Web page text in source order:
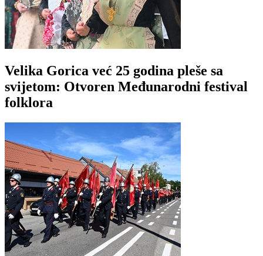
Velika Gorica već 25 godina pleše sa
svijetom: Otvoren Međunarodni festival
folklora